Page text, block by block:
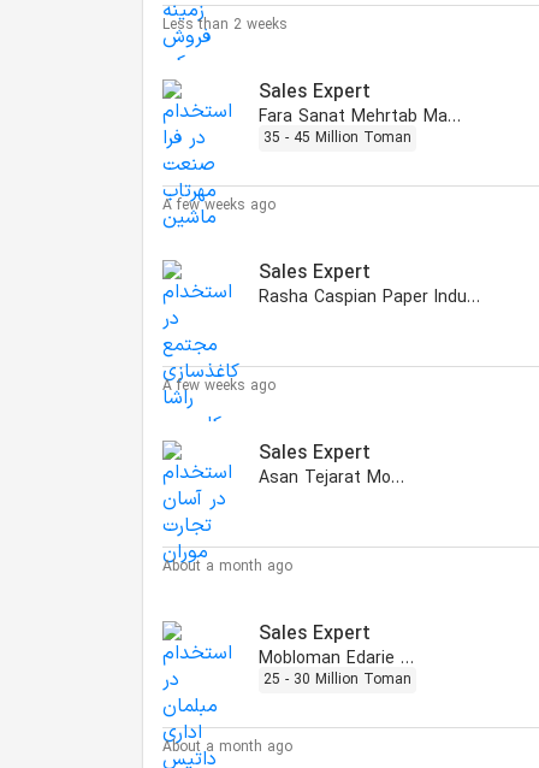
Less than 2 weeks
Sales Expert
Fara Sanat Mehrtab Machine
35 - 45 Million Toman
A few weeks ago
Sales Expert
Rasha Caspian Paper Industries
A few weeks ago
Sales Expert
Asan Tejarat Mooran
About a month ago
Sales Expert
Mobloman Edarie Datis
25 - 30 Million Toman
About a month ago